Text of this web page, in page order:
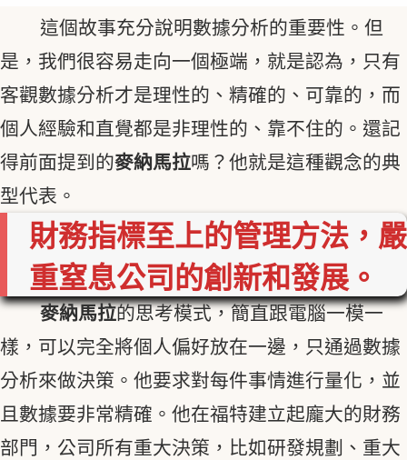
這個故事充分說明數據分析的重要性。但
是，我們很容易走向一個極端，就是認為，只有
客觀數據分析才是理性的、精確的、可靠的，而
個人經驗和直覺都是非理性的、靠不住的。還記
得前面提到的麥納馬拉嗎？他就是這種觀念的典
型代表。
財務指標至上的管理方法，嚴
重窒息公司的創新和發展。
麥納馬拉的思考模式，簡直跟電腦一模一
樣，可以完全將個人偏好放在一邊，只通過數據
分析來做決策。他要求對每件事情進行量化，並
且數據要非常精確。他在福特建立起龐大的財務
部門，公司所有重大決策，比如研發規劃、重大